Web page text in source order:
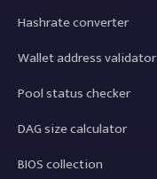
Hashrate converter
Wallet address validator
Pool status checker
DAG size calculator
BIOS collection